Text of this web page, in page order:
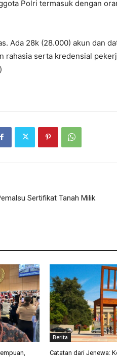
Polri termasuk dengan
Ada 28k (28.000) akun dan
rahasia serta kredensial
Sertifikat Tanah Milik
Berita
Catatan dari Jenewa: